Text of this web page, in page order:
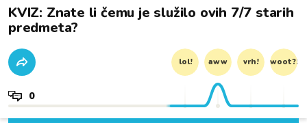
KVIZ: Znate li čemu je služilo ovih 7/7 starih
predmeta?
lol! aww vrh! woot?!
0